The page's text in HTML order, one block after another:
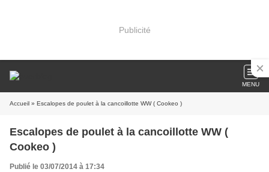
Publicité
MENU
Accueil » Escalopes de poulet à la cancoillotte WW ( Cookeo )
Escalopes de poulet à la cancoillotte WW (
Cookeo )
Publié le 03/07/2014 à 17:34